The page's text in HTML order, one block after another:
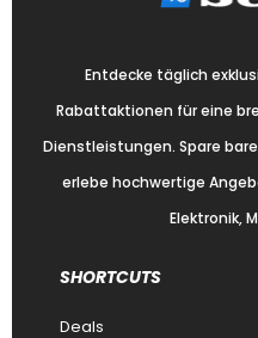
Entdecke täglich
Rabattaktionen für eine
Dienstleistungen. Spare
erlebe hochwertige
Elektronik,
SHORTCUTS
Deals